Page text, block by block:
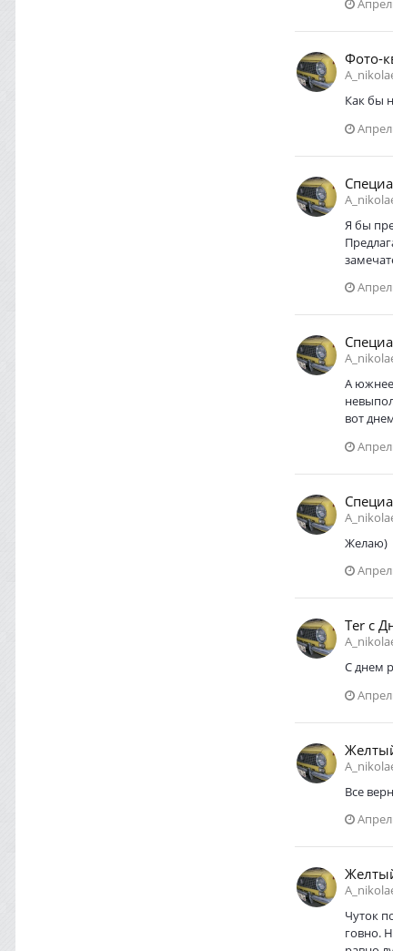
Фото-
Как бы
Я бы
А южнее
вот
Желаю)
Ter с
С днем
Все
Чуток
говно.